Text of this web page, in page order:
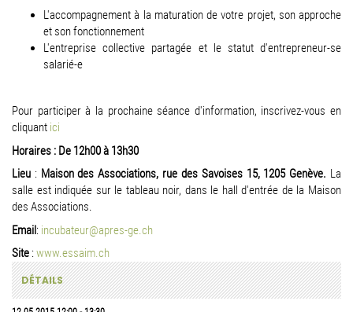
L'accompagnement à la maturation de votre projet, son approche
et son fonctionnement
L'entreprise collective partagée et le statut d'entrepreneur-se
salarié-e
Pour participer à la prochaine séance d'information, inscrivez-vous en
cliquant ici
Horaires : De 12h00 à 13h30
Lieu : Maison des Associations, rue des Savoises 15, 1205 Genève. La
salle est indiquée sur le tableau noir, dans le hall d'entrée de la Maison
des Associations.
Email: incubateur@apres-ge.ch
Site :www.essaim.ch
DÉTAILS